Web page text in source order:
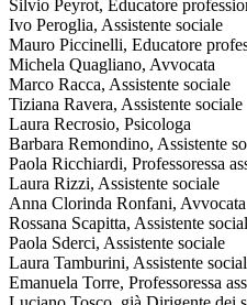
Silvio Peyrot, Educatore
Ivo Peroglia, Assistente sociale
Mauro Piccinelli, Educatore
Michela Quagliano, Avvocata
Marco Racca, Assistente sociale
Tiziana Ravera, Assistente sociale
Laura Recrosio, Psicologa
Barbara Remondino, Assistente
Paola Ricchiardi, Professoressa
Laura Rizzi, Assistente sociale
Anna Clorinda Ronfani, Avvocata
Rossana Scapitta, Assistente
Paola Sderci, Assistente sociale
Laura Tamburini, Assistente
Emanuela Torre, Professoressa